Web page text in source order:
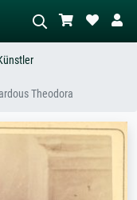
KI-Bildersuche
mit viel Rot, Dunkles
Stehender Akt neben einem
Theodora